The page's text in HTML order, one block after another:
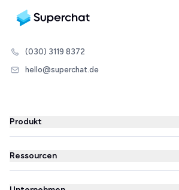
(030) 3119 8372
hello@superchat.de
Produkt
WhatsApp Business
WhatsApp Newsletter
Ressourcen
Blog